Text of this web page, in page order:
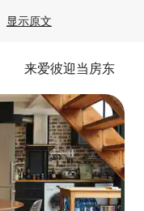
显示原文
来爱彼迎当房东